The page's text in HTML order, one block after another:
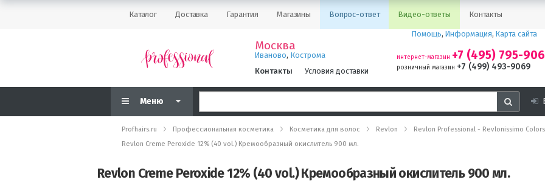
Каталог Доставка Гарантия Магазины Вопрос-ответ Видео-ответы Контакты
Москва
Иваново, Кострома
Контакты
Условия доставки
Помощь, Информация, Карта сайта
интернет-магазин +7 (495) 795-
розничный магазин +7 (499) 493-9069
Меню
Profhairs.ru Профессиональная косметика Косметика для волос Revlon
Revlon Professional - Revlonissimo
Revlon Creme Peroxide 12% (40 vol.) Кремообразный окислитель 900 мл.
Revlon Creme Peroxide 12% (40 vol.) Кремообразный окислитель 900 мл.